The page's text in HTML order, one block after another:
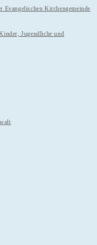
Evangelischen Kirchengemeinde
Jugendliche und